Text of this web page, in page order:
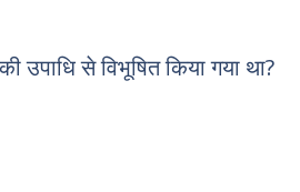
उपाधि से विभूषित किया गया था?